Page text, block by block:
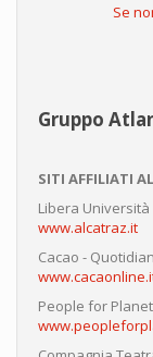
Se
Gruppo
SITI AFFILIATI
Libera Università
www.alcatraz.it
Cacao -
People for Planet